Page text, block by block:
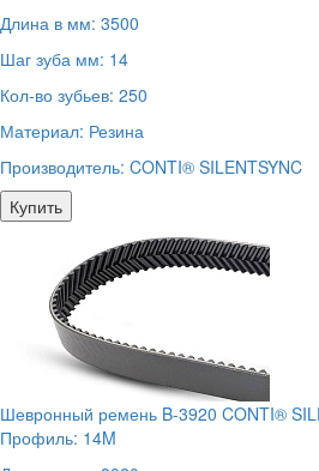
Длина в мм: 3500
Шаг зуба мм: 14
Кол-во зубьев: 250
Материал: Резина
Производитель: CONTI® SILENTSYNC
Купить
Шевронный ремень B-3920 CONTI®
Профиль: 14M